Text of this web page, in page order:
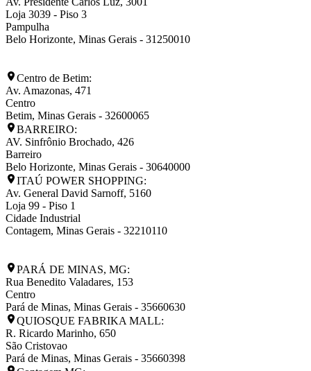
Loja 3039 - Piso 3
Pampulha
Belo Horizonte, Minas Gerais - 31250010
Centro de Betim:
Av. Amazonas, 471
Centro
Betim, Minas Gerais - 32600065
BARREIRO:
AV. Sinfrônio Brochado, 426
Barreiro
Belo Horizonte, Minas Gerais - 30640000
ITAÚ POWER SHOPPING:
Av. General David Sarnoff, 5160
Loja 99 - Piso 1
Cidade Industrial
Contagem, Minas Gerais - 32210110
PARÁ DE MINAS, MG:
Rua Benedito Valadares, 153
Centro
Pará de Minas, Minas Gerais - 35660630
QUIOSQUE FABRIKA MALL:
R. Ricardo Marinho, 650
São Cristovao
Pará de Minas, Minas Gerais - 35660398